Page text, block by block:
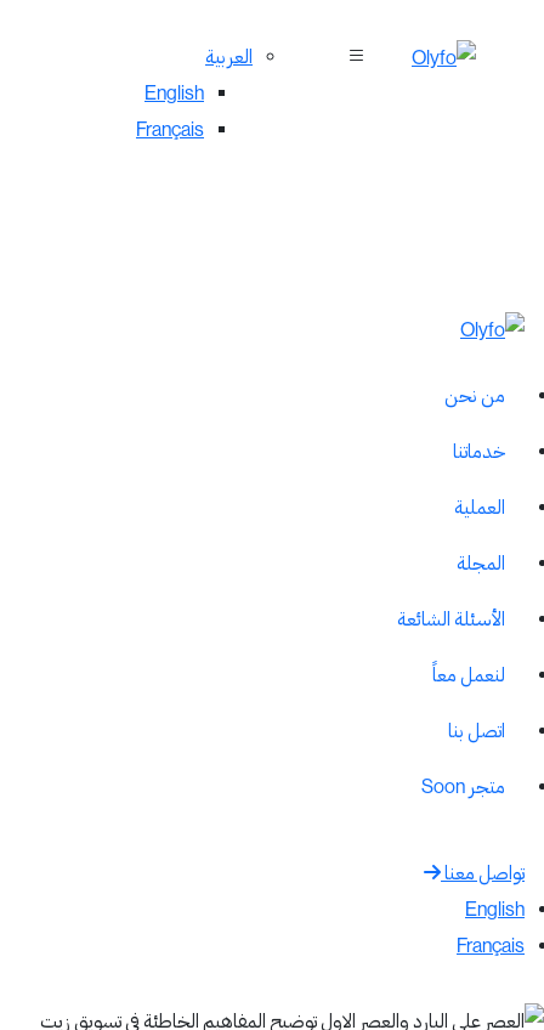
العربية
English
Français
من نحن
خدماتنا
العملية
المجلة
الأسئلة الشائعة
لنعمل معاً
اتصل بنا
متجر Soon
تواصل معنا
English
Français